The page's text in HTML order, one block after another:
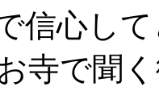
心して
寺で聞